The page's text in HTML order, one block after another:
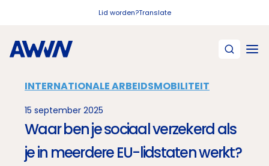
Lid worden?Translate
INTERNATIONALE ARBEIDSMOBILITEIT
15 september 2025
Waar ben je sociaal verzekerd als
je in meerdere EU-lidstaten werkt?